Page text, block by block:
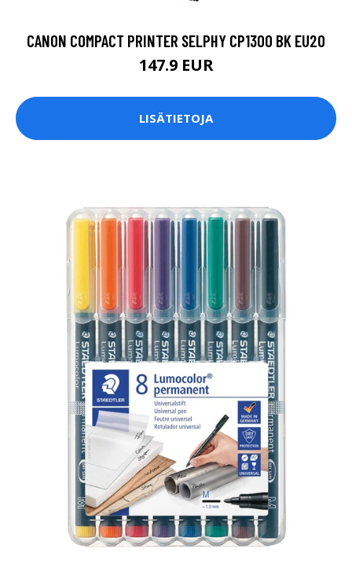
CANON COMPACT PRINTER SELPHY CP1300 BK EU20
147.9 EUR
LISÄTIETOJA